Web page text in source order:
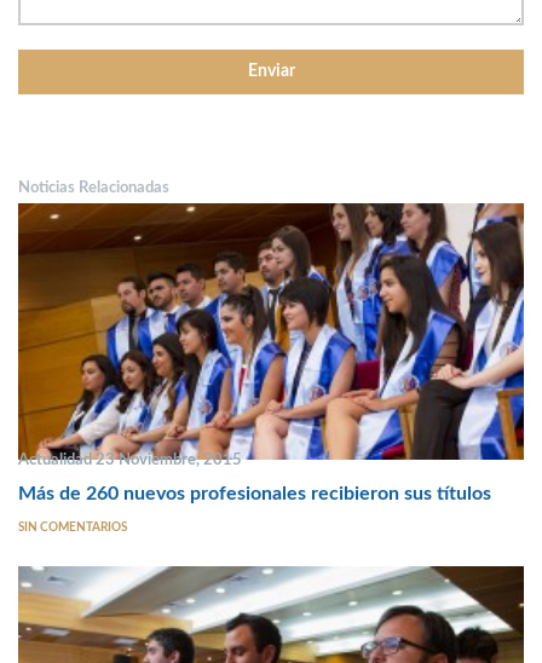
Noticias Relacionadas
Actualidad 23 Noviembre, 2015
Más de 260 nuevos profesionales recibieron sus títulos
SIN COMENTARIOS